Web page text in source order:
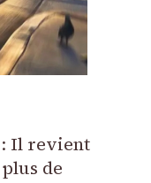
: Il revient
de